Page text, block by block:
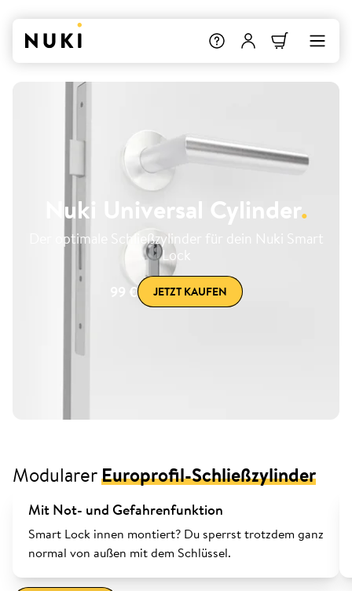
Nuki Universal Cylinder.
Der optimale Schließzylinder für dein Nuki Smart
Lock
99 €
JETZT KAUFEN
ModularerEuroprofil-Schließzylinder
Mit Not- und Gefahrenfunktion
Smart Lock innen montiert? Du sperrst trotzdem ganz
normal von außen mit dem Schlüssel.